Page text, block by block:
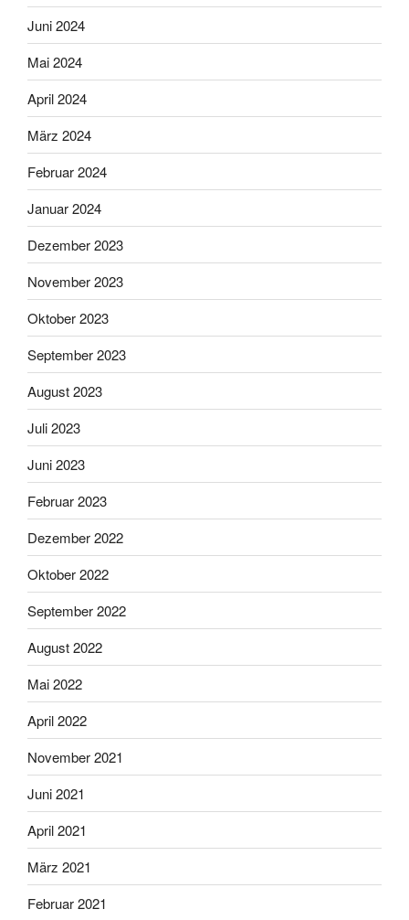
Juni 2024
Mai 2024
April 2024
März 2024
Februar 2024
Januar 2024
Dezember 2023
November 2023
Oktober 2023
September 2023
August 2023
Juli 2023
Juni 2023
Februar 2023
Dezember 2022
Oktober 2022
September 2022
August 2022
Mai 2022
April 2022
November 2021
Juni 2021
April 2021
März 2021
Februar 2021